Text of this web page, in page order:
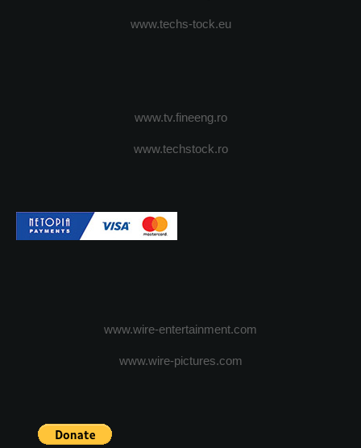
www.techs-tock.eu
www.tv.fineeng.ro
www.techstock.ro
www.wire-entertainment.com
www.wire-pictures.com